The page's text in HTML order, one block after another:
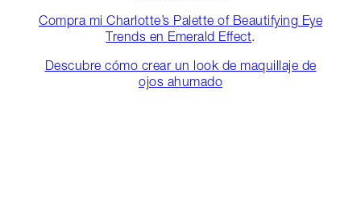
Compra mi Charlotte’s Palette of Beautifying Eye
Trends en Emerald Effect.
Descubre cómo crear un look de maquillaje de
ojos ahumado